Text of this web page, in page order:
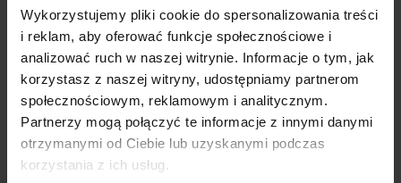
Wykorzystujemy pliki cookie do spersonalizowania treści
i reklam, aby oferować funkcje społecznościowe i
analizować ruch w naszej witrynie. Informacje o tym, jak
korzystasz z naszej witryny, udostępniamy partnerom
społecznościowym, reklamowym i analitycznym.
Partnerzy mogą połączyć te informacje z innymi danymi
otrzymanymi od Ciebie lub uzyskanymi podczas
korzystania z ich usług.
REALIZACJA
Aby zrealizować voucher, wybierz tor i zarezerwuj
termin przejazdu. Jeżeli chcesz poprowadzić auto,
musisz mieć ważne prawo jazdy kat. B.
CZAS PRZEJAZDU